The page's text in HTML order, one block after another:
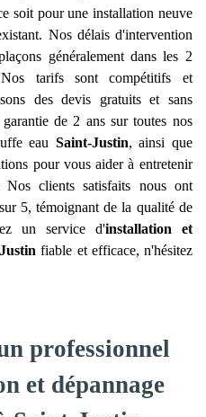
soit pour une installation neuve
Nos délais d'intervention
généralement dans les 2
tarifs sont compétitifs et
des devis gratuits et sans
de 2 ans sur toutes nos
eau Saint-Justin, ainsi que
pour vous aider à entretenir
Nos clients satisfaits nous ont
5, témoignant de la qualité de
un service d'installation et
fiable et efficace, n'hésitez
professionnel
et dépannage